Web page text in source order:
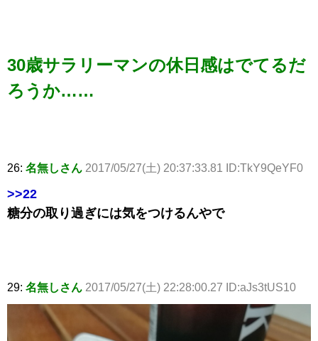
30歳サラリーマンの休日感はでてるだ
ろうか……
26: 名無しさん 2017/05/27(土) 20:37:33.81 ID:TkY9QeYF0
>>22
糖分の取り過ぎには気をつけるんやで
29: 名無しさん 2017/05/27(土) 22:28:00.27 ID:aJs3tUS10